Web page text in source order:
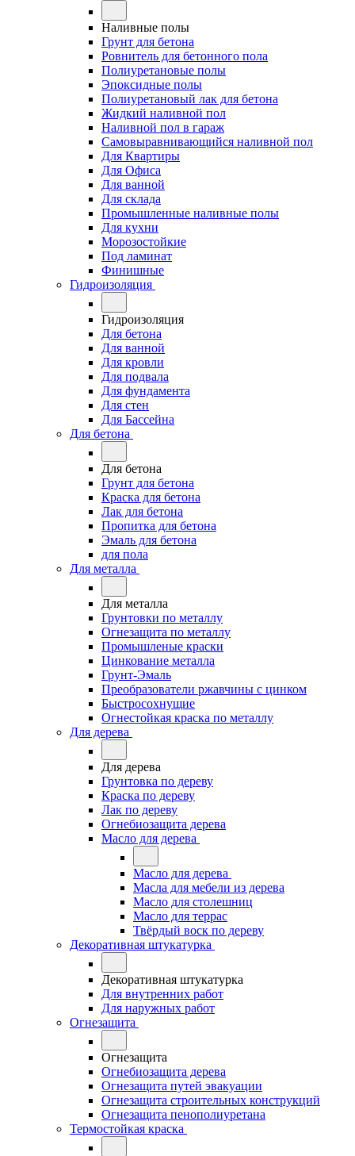
Наливные полы
Грунт для бетона
Ровнитель для бетонного пола
Полиуретановые полы
Эпоксидные полы
Полиуретановый лак для бетона
Жидкий наливной пол
Наливной пол в гараж
Самовыравнивающийся наливной пол
Для Квартиры
Для Офиса
Для ванной
Для склада
Промышленные наливные полы
Для кухни
Морозостойкие
Под ламинат
Финишные
Гидроизоляция
Гидроизоляция
Для бетона
Для ванной
Для кровли
Для подвала
Для фундамента
Для стен
Для Бассейна
Для бетона
Для бетона
Грунт для бетона
Краска для бетона
Лак для бетона
Пропитка для бетона
Эмаль для бетона
для пола
Для металла
Для металла
Грунтовки по металлу
Огнезащита по металлу
Промышленые краски
Цинкование металла
Грунт-Эмаль
Преобразователи ржавчины с цинком
Быстросохнущие
Огнестойкая краска по металлу
Для дерева
Для дерева
Грунтовка по дереву
Краска по дереву
Лак по дереву
Огнебиозащита дерева
Масло для дерева
Масло для дерева
Масла для мебели из дерева
Масло для столешниц
Масло для террас
Твёрдый воск по дереву
Декоративная штукатурка
Декоративная штукатурка
Для внутренних работ
Для наружных работ
Огнезащита
Огнезащита
Огнебиозащита дерева
Огнезащита путей эвакуации
Огнезащита строительных конструкций
Огнезащита пенополиуретана
Термостойкая краска